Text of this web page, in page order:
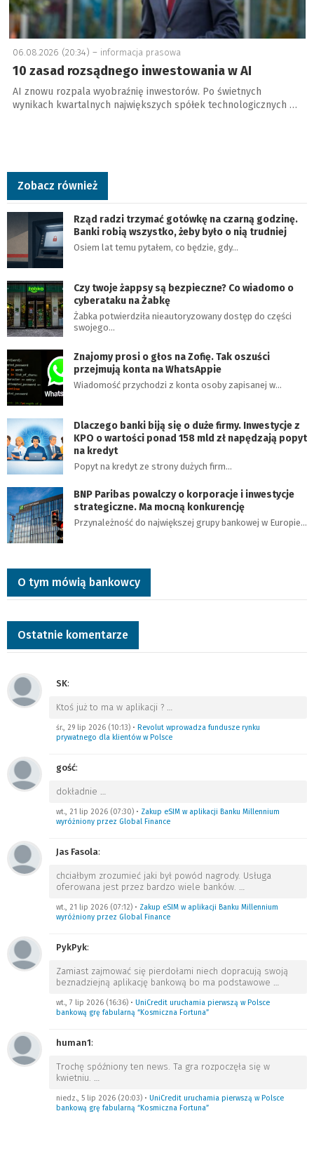
06.08.2026 (20:34) – informacja prasowa
10 zasad rozsądnego inwestowania w AI
AI znowu rozpala wyobraźnię inwestorów. Po świetnych
wynikach kwartalnych największych spółek technologicznych …
Zobacz również
Rząd radzi trzymać gotówkę na czarną godzinę.
Banki robią wszystko, żeby było o nią trudniej
Osiem lat temu pytałem, co będzie, gdy…
Czy twoje żappsy są bezpieczne? Co wiadomo o
cyberataku na Żabkę
Żabka potwierdziła nieautoryzowany dostęp do części
swojego…
Znajomy prosi o głos na Zofię. Tak oszuści
przejmują konta na WhatsAppie
Wiadomość przychodzi z konta osoby zapisanej w…
Dlaczego banki biją się o duże firmy. Inwestycje z
KPO o wartości ponad 158 mld zł napędzają popyt
na kredyt
Popyt na kredyt ze strony dużych firm…
BNP Paribas powalczy o korporacje i inwestycje
strategiczne. Ma mocną konkurencję
Przynależność do największej grupy bankowej w Europie…
O tym mówią bankowcy
Ostatnie komentarze
SK:
Ktoś już to ma w aplikacji ? …
śr., 29 lip 2026 (10:13) • Revolut wprowadza fundusze rynku
prywatnego dla klientów w Polsce
gość:
dokładnie …
wt., 21 lip 2026 (07:30) • Zakup eSIM w aplikacji Banku Millennium
wyróżniony przez Global Finance
Jas Fasola:
chciałbym zrozumieć jaki był powód nagrody. Usługa
oferowana jest przez bardzo wiele banków. …
wt., 21 lip 2026 (07:12) • Zakup eSIM w aplikacji Banku Millennium
wyróżniony przez Global Finance
PykPyk:
Zamiast zajmować się pierdołami niech dopracują swoją
beznadziejną aplikację bankową bo ma podstawowe …
wt., 7 lip 2026 (16:36) • UniCredit uruchamia pierwszą w Polsce
bankową grę fabularną “Kosmiczna Fortuna”
human1:
Trochę spóźniony ten news. Ta gra rozpoczęła się w
kwietniu. …
niedz., 5 lip 2026 (20:03) • UniCredit uruchamia pierwszą w Polsce
bankową grę fabularną “Kosmiczna Fortuna”